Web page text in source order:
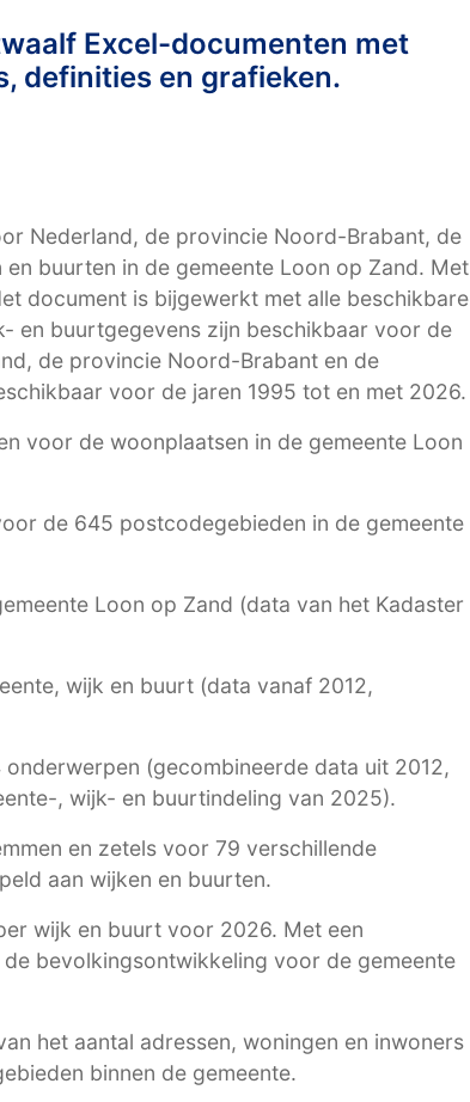
Excel-documenten met
definities en grafieken.
Nederland, de provincie Noord-Brabant, de
buurten in de gemeente Loon op Zand. Met
document is bijgewerkt met alle beschikbare
en buurtgegevens zijn beschikbaar voor de
de provincie Noord-Brabant en de
voor de jaren 1995 tot en met 2026.
voor de woonplaatsen in de gemeente Loon
de 645 postcodegebieden in de gemeente
Loon op Zand (data van het Kadaster
wijk en buurt (data vanaf 2012,
(gecombineerde data uit 2012,
, wijk- en buurtindeling van 2025).
en zetels voor 79 verschillende
aan wijken en buurten.
wijk en buurt voor 2026. Met een
bevolkingsontwikkeling voor de gemeente
het aantal adressen, woningen en inwoners
binnen de gemeente.